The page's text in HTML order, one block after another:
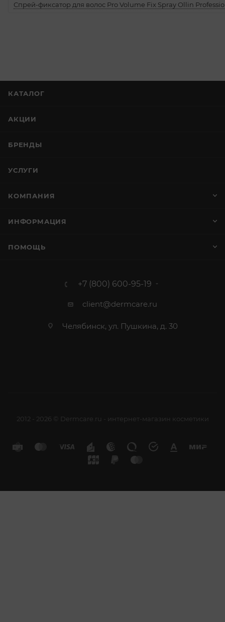
Спрей-фиксатор для волос Pro Volume Fix Spray Ollin
КАТАЛОГ
АКЦИИ
БРЕНДЫ
УСЛУГИ
КОМПАНИЯ
ИНФОРМАЦИЯ
ПОМОЩЬ
+7 (800) 600-95-19
client@dermcare.ru
Челябинск, ул. Пушкина, д. 30
2012 - 2026 © Dermcare.ru - интернет-магазин косметики